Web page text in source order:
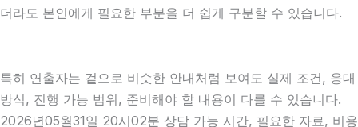
더라도 본인에게 필요한 부분을 더 쉽게 구분할 수 있습니다.
특히 연출자는 겉으로 비슷한 안내처럼 보여도 실제 조건, 응대
방식, 진행 가능 범위, 준비해야 할 내용이 다를 수 있습니다.
2026년05월31일 20시02분 상담 가능 시간, 필요한 자료, 비용